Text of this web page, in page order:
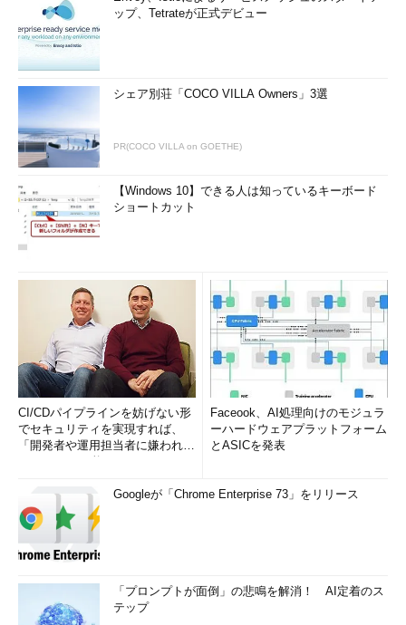
ップ、Tetrateが正式デビュー
シェア別荘「COCO VILLA Owners」3選
PR(COCO VILLA on GOETHE)
【Windows 10】できる人は知っているキーボード
ショートカット
CI/CDパイプラインを妨げない形
でセキュリティを実現すれば、
「開発者や運用担当者に嫌われな
Faceook、AI処理向けのモジュラ
ーハードウェアプラットフォーム
とASICを発表
Googleが「Chrome Enterprise 73」をリリース
「プロンプトが面倒」の悲鳴を解消！ AI定着のス
テップ